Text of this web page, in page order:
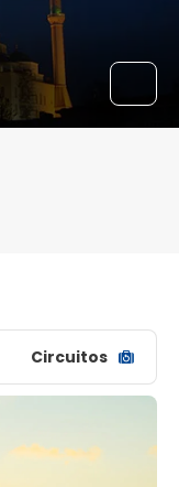
Circuitos